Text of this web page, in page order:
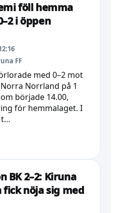
föll hemma
i öppen
FF
med 0–2 mot
Norrland på 1
började 14.00,
för hemmalaget. I
t…
BK 2–2: Kiruna
nöja sig med